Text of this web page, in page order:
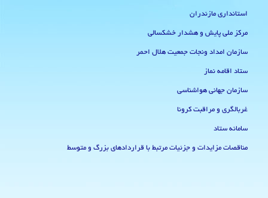
استانداری مازندران
مرکز ملی پایش و هشدار خشکسالی
سازمان امداد ونجات جمعیت هلال احمر
ستاد اقامه نماز
سازمان جهانی هواشناسی
غربالگری و مراقبت کرونا
سامانه ستاد
مناقصات مزایدات و جزئیات مرتبط با قراردادهای بزرگ و متوسط